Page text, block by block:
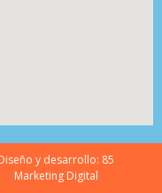
y desarrollo: 85
Marketing Digital